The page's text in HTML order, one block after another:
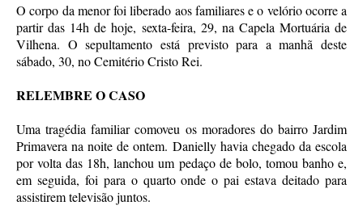
O corpo da menor foi liberado aos familiares e o velório ocorre a
partir das 14h de hoje, sexta-feira, 29, na Capela Mortuária de
Vilhena. O sepultamento está previsto para a manhã deste
sábado, 30, no Cemitério Cristo Rei.
RELEMBRE O CASO
Uma tragédia familiar comoveu os moradores do bairro Jardim
Primavera na noite de ontem. Danielly havia chegado da escola
por volta das 18h, lanchou um pedaço de bolo, tomou banho e,
em seguida, foi para o quarto onde o pai estava deitado para
assistirem televisão juntos.